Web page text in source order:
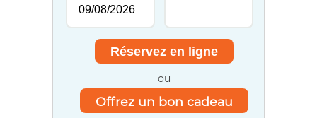
ou
Offrez un bon cadeau